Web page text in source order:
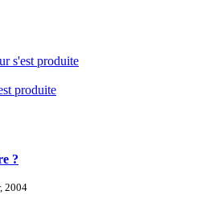
s'est produite
produite
?
2004